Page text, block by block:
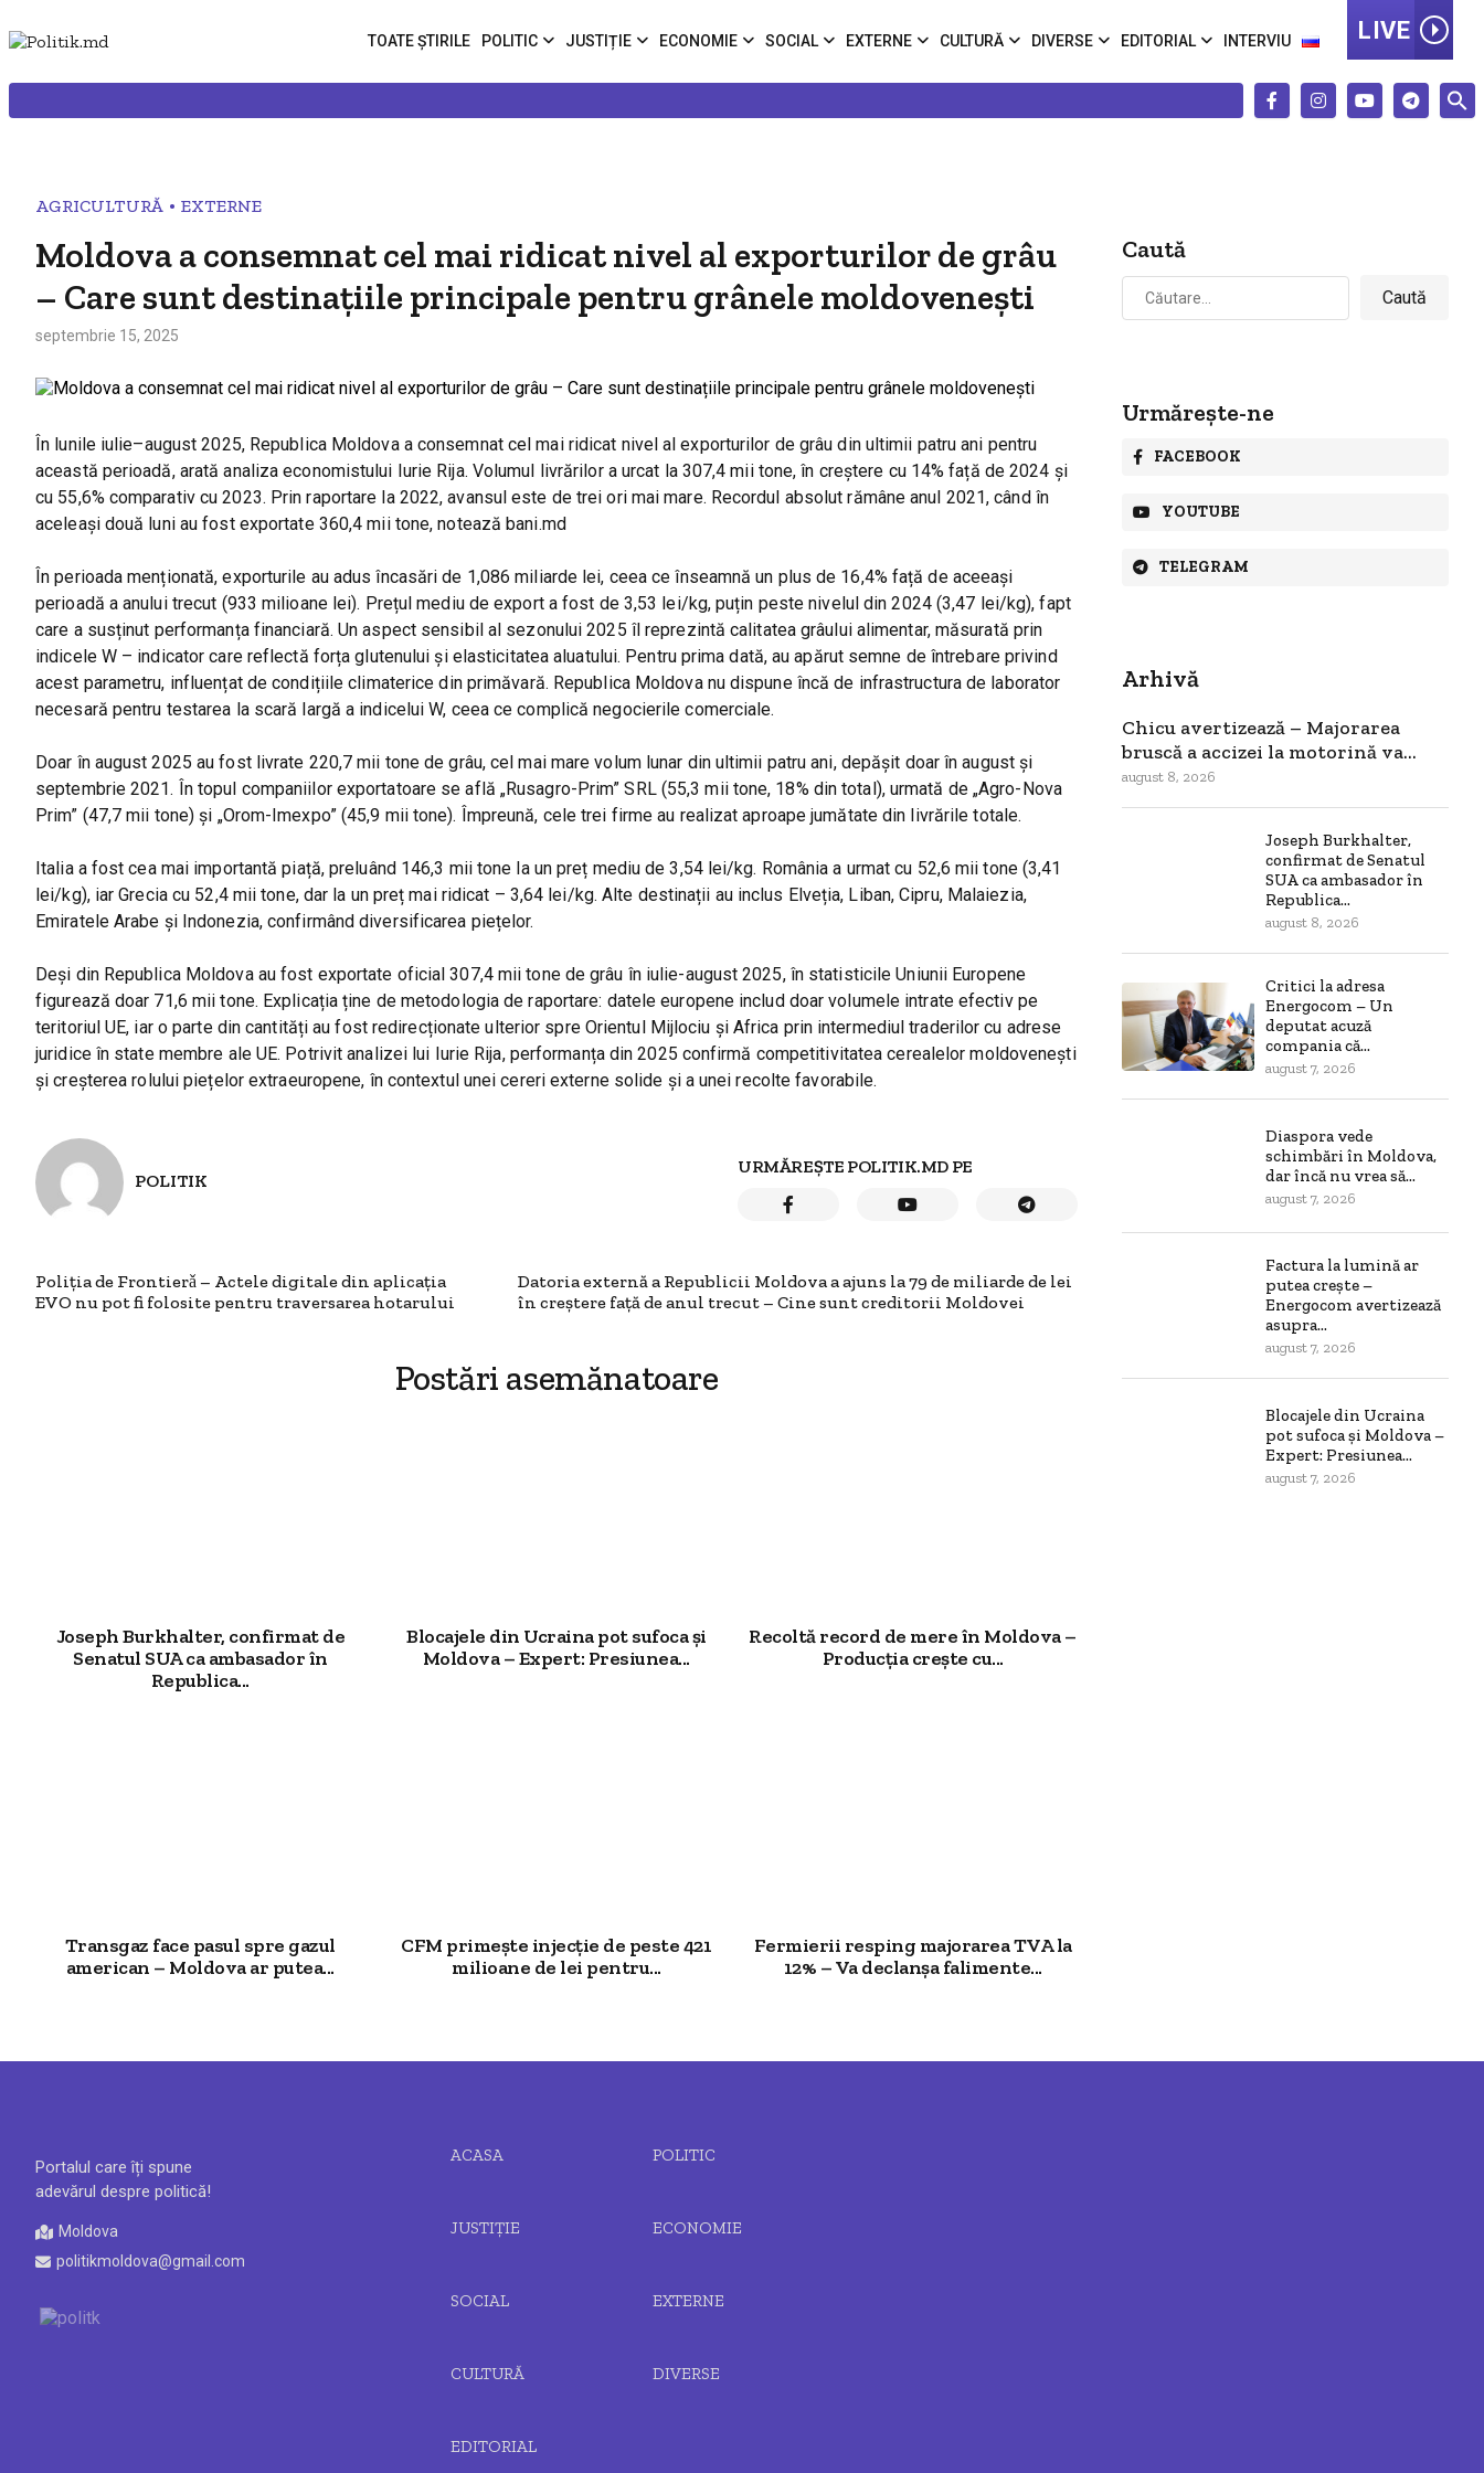
TOATE ȘTIRILE POLITIC JUSTIȚIE ECONOMIE SOCIAL EXTERNE CULTURĂ DIVERSE EDITORIAL INTERVIU LIVE
AGRICULTURĂ • EXTERNE
Moldova a consemnat cel mai ridicat nivel al exporturilor de grâu
– Care sunt destinațiile principale pentru grânele moldovenești
septembrie 15, 2025
În lunile iulie–august 2025, Republica Moldova a consemnat cel mai ridicat nivel al exporturilor de grâu din ultimii patru ani pentru
această perioadă, arată analiza economistului Iurie Rija. Volumul livrărilor a urcat la 307,4 mii tone, în creștere cu 14% față de 2024 și
cu 55,6% comparativ cu 2023. Prin raportare la 2022, avansul este de trei ori mai mare. Recordul absolut rămâne anul 2021, când în
aceleași două luni au fost exportate 360,4 mii tone, notează bani.md
În perioada menționată, exporturile au adus încasări de 1,086 miliarde lei, ceea ce înseamnă un plus de 16,4% față de aceeași
perioadă a anului trecut (933 milioane lei). Prețul mediu de export a fost de 3,53 lei/kg, puțin peste nivelul din 2024 (3,47 lei/kg), fapt
care a susținut performanța financiară. Un aspect sensibil al sezonului 2025 îl reprezintă calitatea grâului alimentar, măsurată prin
indicele W – indicator care reflectă forța glutenului și elasticitatea aluatului. Pentru prima dată, au apărut semne de întrebare privind
acest parametru, influențat de condițiile climaterice din primăvară. Republica Moldova nu dispune încă de infrastructura de laborator
necesară pentru testarea la scară largă a indicelui W, ceea ce complică negocierile comerciale.
Doar în august 2025 au fost livrate 220,7 mii tone de grâu, cel mai mare volum lunar din ultimii patru ani, depășit doar în august și
septembrie 2021. În topul companiilor exportatoare se află „Rusagro-Prim” SRL (55,3 mii tone, 18% din total), urmată de „Agro-Nova
Prim” (47,7 mii tone) și „Orom-Imexpo” (45,9 mii tone). Împreună, cele trei firme au realizat aproape jumătate din livrările totale.
Italia a fost cea mai importantă piață, preluând 146,3 mii tone la un preț mediu de 3,54 lei/kg. România a urmat cu 52,6 mii tone (3,41
lei/kg), iar Grecia cu 52,4 mii tone, dar la un preț mai ridicat – 3,64 lei/kg. Alte destinații au inclus Elveția, Liban, Cipru, Malaiezia,
Emiratele Arabe și Indonezia, confirmând diversificarea piețelor.
Deși din Republica Moldova au fost exportate oficial 307,4 mii tone de grâu în iulie-august 2025, în statisticile Uniunii Europene
figurează doar 71,6 mii tone. Explicația ține de metodologia de raportare: datele europene includ doar volumele intrate efectiv pe
teritoriul UE, iar o parte din cantități au fost redirecționate ulterior spre Orientul Mijlociu și Africa prin intermediul traderilor cu adrese
juridice în state membre ale UE. Potrivit analizei lui Iurie Rija, performanța din 2025 confirmă competitivitatea cerealelor moldovenești
și creșterea rolului piețelor extraeuropene, în contextul unei cereri externe solide și a unei recolte favorabile.
POLITIK
URMĂREȘTE POLITIK.MD PE
Poliția de Frontierǎ – Actele digitale din aplicația
EVO nu pot fi folosite pentru traversarea hotarului
Datoria externă a Republicii Moldova a ajuns la 79 de miliarde de lei
în creștere față de anul trecut – Cine sunt creditorii Moldovei
Postări asemănatoare
Joseph Burkhalter, confirmat de
Senatul SUA ca ambasador în
Republica...
Blocajele din Ucraina pot sufoca și
Moldova – Expert: Presiunea...
Recoltă record de mere în Moldova –
Producția crește cu...
Transgaz face pasul spre gazul
american – Moldova ar putea...
CFM primește injecție de peste 421
milioane de lei pentru...
Fermierii resping majorarea TVA la
12% – Va declanșa falimente...
Caută
Caută
după:
Urmărește-ne
FACEBOOK
YOUTUBE
TELEGRAM
Arhivă
Chicu avertizează – Majorarea
bruscă a accizei la motorină va...
august 8, 2026
Joseph Burkhalter,
confirmat de Senatul
SUA ca ambasador în
Republica...
august 8, 2026
Critici la adresa
Energocom – Un
deputat acuză
compania că...
august 7, 2026
Diaspora vede
schimbări în Moldova,
dar încă nu vrea să...
august 7, 2026
Factura la lumină ar
putea crește –
Energocom avertizează
asupra...
august 7, 2026
Blocajele din Ucraina
pot sufoca și Moldova –
Expert: Presiunea...
august 7, 2026
Portalul care îți spune
adevărul despre politică!
Moldova
politikmoldova@gmail.com
ACASA POLITIC
JUSTIȚIE ECONOMIE
SOCIAL EXTERNE
CULTURĂ DIVERSE
EDITORIAL